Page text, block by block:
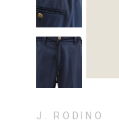
J. RODINO